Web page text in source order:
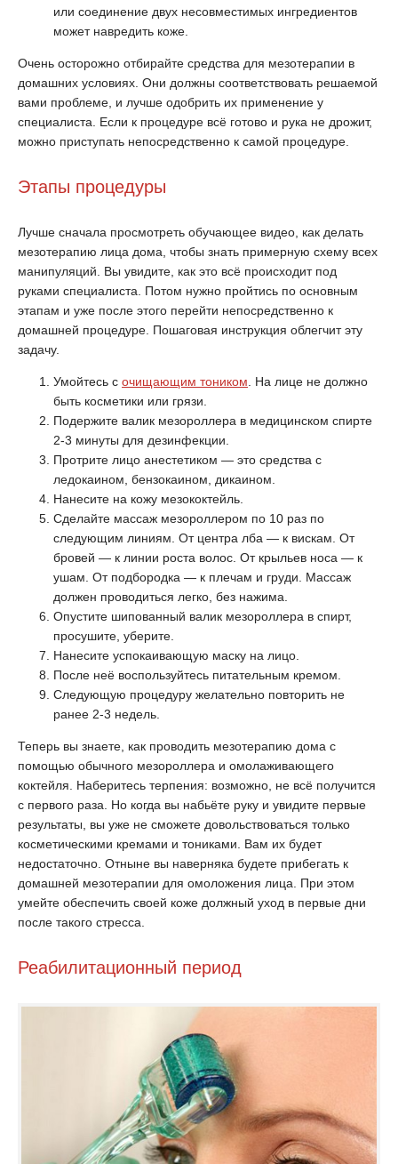
или соединение двух несовместимых ингредиентов
может навредить коже.
Очень осторожно отбирайте средства для мезотерапии в
домашних условиях. Они должны соответствовать решаемой
вами проблеме, и лучше одобрить их применение у
специалиста. Если к процедуре всё готово и рука не дрожит,
можно приступать непосредственно к самой процедуре.
Этапы процедуры
Лучше сначала просмотреть обучающее видео, как делать
мезотерапию лица дома, чтобы знать примерную схему всех
манипуляций. Вы увидите, как это всё происходит под
руками специалиста. Потом нужно пройтись по основным
этапам и уже после этого перейти непосредственно к
домашней процедуре. Пошаговая инструкция облегчит эту
задачу.
Умойтесь с очищающим тоником . На лице не должно
быть косметики или грязи.
Подержите валик мезороллера в медицинском спирте
2-3 минуты для дезинфекции.
Протрите лицо анестетиком — это средства с
ледокаином, бензокаином, дикаином.
Нанесите на кожу мезококтейль.
Сделайте массаж мезороллером по 10 раз по
следующим линиям. От центра лба — к вискам. От
бровей — к линии роста волос. От крыльев носа — к
ушам. От подбородка — к плечам и груди. Массаж
должен проводиться легко, без нажима.
Опустите шипованный валик мезороллера в спирт,
просушите, уберите.
Нанесите успокаивающую маску на лицо.
После неё воспользуйтесь питательным кремом.
Следующую процедуру желательно повторить не
ранее 2-3 недель.
Теперь вы знаете, как проводить мезотерапию дома с
помощью обычного мезороллера и омолаживающего
коктейля. Наберитесь терпения: возможно, не всё получится
с первого раза. Но когда вы набьёте руку и увидите первые
результаты, вы уже не сможете довольствоваться только
косметическими кремами и тониками. Вам их будет
недостаточно. Отныне вы наверняка будете прибегать к
домашней мезотерапии для омоложения лица. При этом
умейте обеспечить своей коже должный уход в первые дни
после такого стресса.
Реабилитационный период